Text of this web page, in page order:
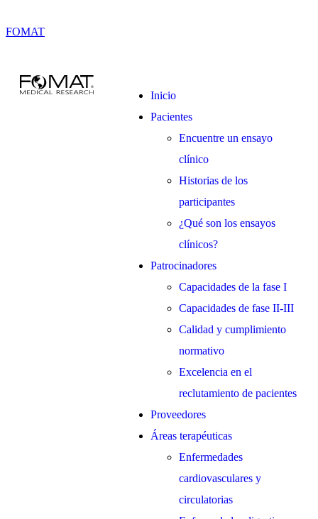
FOMAT
Inicio
Pacientes
Encuentre un ensayo
clínico
Historias de los
participantes
¿Qué son los ensayos
clínicos?
Patrocinadores
Capacidades de la fase I
Capacidades de fase II-III
Calidad y cumplimiento
normativo
Excelencia en el
reclutamiento de pacientes
Proveedores
Áreas terapéuticas
Enfermedades
cardiovasculares y
circulatorias